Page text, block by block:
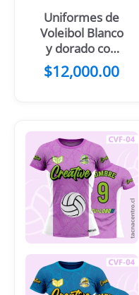
Uniformes de
Voleibol Blanco
y dorado con
diseño de tigre
$12,000.00